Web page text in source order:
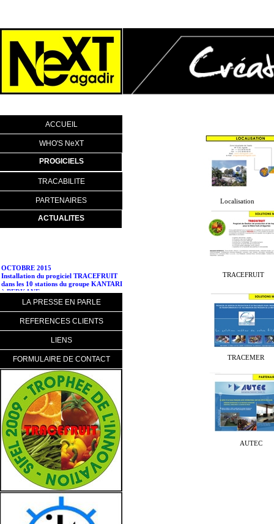
OCTOBRE 2015
Installation du progiciel TRACEFRUIT
dans les 10 stations du groupe KANTARI
à BERKANE...
ACTUALITES
AUTEC
TRACEMER
TRACEFRUIT
Localisation
REFERENCES CLIENTS
PROGICIELS
FORMULAIRE DE CONTACT
LIENS
LA PRESSE EN PARLE
PARTENAIRES
TRACABILITE
WHO'S NeXT
ACCUEIL